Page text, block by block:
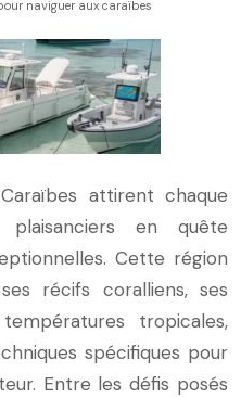
naviguer aux caraïbes
attirent chaque
en quête
Cette région
récifs coralliens, ses
tropicales,
spécifiques pour
Entre les défis posés